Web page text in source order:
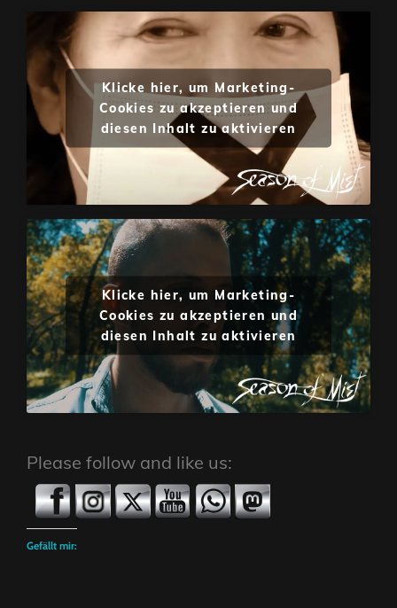
Klicke hier, um Marketing-
Cookies zu akzeptieren und
diesen Inhalt zu aktivieren
Klicke hier, um Marketing-
Cookies zu akzeptieren und
diesen Inhalt zu aktivieren
Please follow and like us:
Gefällt mir: